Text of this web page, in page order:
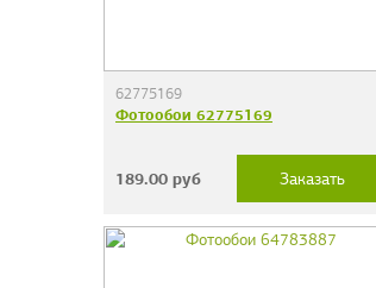
62775169
Фотообои 62775169
189.00руб Заказать